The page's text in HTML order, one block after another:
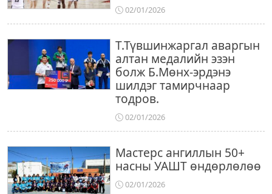
02/01/2026
Т.Түвшинжаргал аваргын
алтан медалийн эзэн
болж Б.Мөнх-эрдэнэ
шилдэг тамирчнаар
тодров.
02/01/2026
Мастерс ангиллын 50+
насны УАШТ өндөрлөлөө
02/01/2026